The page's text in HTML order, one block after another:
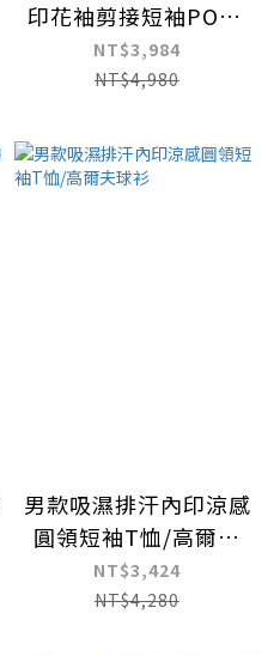
印花袖剪接短袖POLO
衫
NT$3,984
NT$4,980
男款吸濕排汗內印涼感
圓領短袖T恤/高爾夫
球衫
NT$3,424
NT$4,280